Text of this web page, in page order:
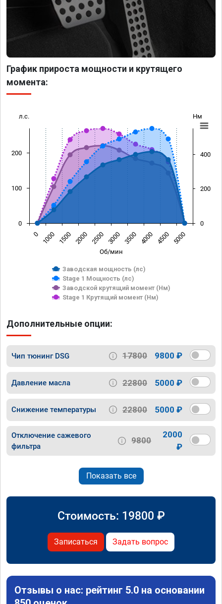
График прироста мощности и крутящего
момента:
Об/мин
л.с. Нм
Заводская мощность (лс)
Stage 1 Мощность (лс)
Заводской крутящий момент (Нм)
Stage 1 Крутящий момент (Нм)
0 1000 1500 2000 2500 3000 3500 4000 4500 5000
0
100
200
0
200
400
Дополнительные опции:
Чип тюнинг DSG 17800 9800 ₽
Давление масла 22800 5000 ₽
Снижение температуры 22800 5000 ₽
Отключение сажевого
фильтра
9800
2000
₽
Показать все
Стоимость: 19800 ₽
Записаться Задать вопрос
Отзывы о нас: рейтинг 5.0 на основании